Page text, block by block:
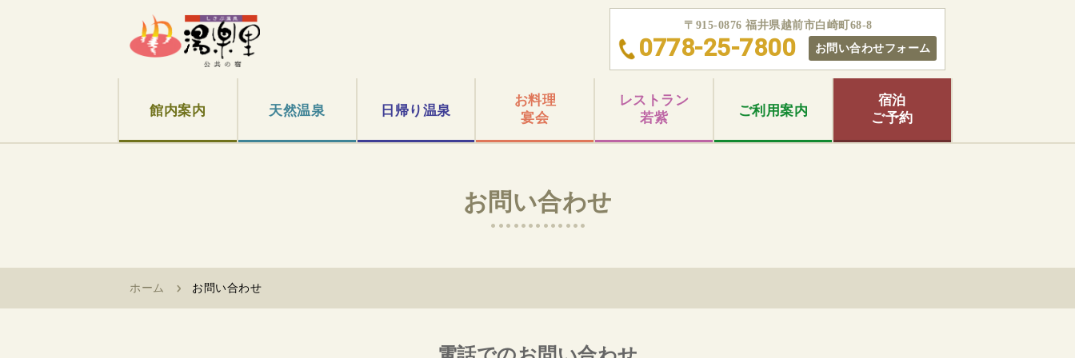
〒915-0876 福井県越前市白崎町68-8
0778-25-7800 お問い合わせフォーム
館内案内 天然温泉 日帰り 温泉
お料理
宴会
レストラン
若紫
ご利用案内
宿泊
ご予約
お問い合わせ
ホーム お問い合わせ